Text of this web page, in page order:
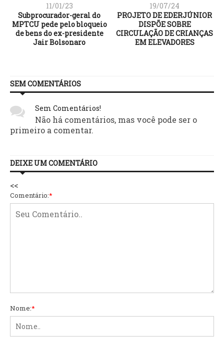
11/01/23
Subprocurador-geral do
MPTCU pede pelo bloqueio
de bens do ex-presidente
Jair Bolsonaro
19/07/24
PROJETO DE EDERJÚNIOR
DISPÕE SOBRE
CIRCULAÇÃO DE CRIANÇAS
EM ELEVADORES
SEM COMENTÁRIOS
Sem Comentários!
Não há comentários, mas você pode ser o
primeiro a comentar.
DEIXE UM COMENTÁRIO
<<
Comentário:*
Nome:*